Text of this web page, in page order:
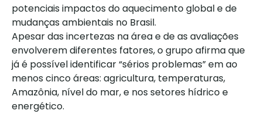
potenciais impactos do aquecimento global e de
mudanças ambientais no Brasil.
Apesar das incertezas na área e de as avaliações
envolverem diferentes fatores, o grupo afirma que
já é possível identificar “sérios problemas” em ao
menos cinco áreas: agricultura, temperaturas,
Amazônia, nível do mar, e nos setores hídrico e
energético.